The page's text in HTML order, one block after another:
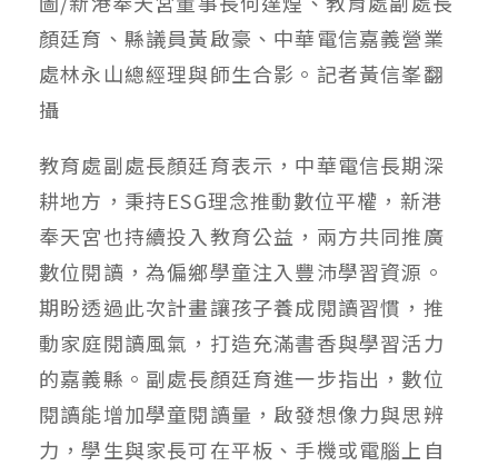
顏廷育、縣議員黃啟豪、中華電信嘉義營業
處林永山總經理與師生合影。記者黃信峯翻
攝
教育處副處長顏廷育表示，中華電信長期深
耕地方，秉持ESG理念推動數位平權，新港
奉天宮也持續投入教育公益，兩方共同推廣
數位閱讀，為偏鄉學童注入豐沛學習資源。
期盼透過此次計畫讓孩子養成閱讀習慣，推
動家庭閱讀風氣，打造充滿書香與學習活力
的嘉義縣。副處長顏廷育進一步指出，數位
閱讀能增加學童閱讀量，啟發想像力與思辨
力，學生與家長可在平板、手機或電腦上自